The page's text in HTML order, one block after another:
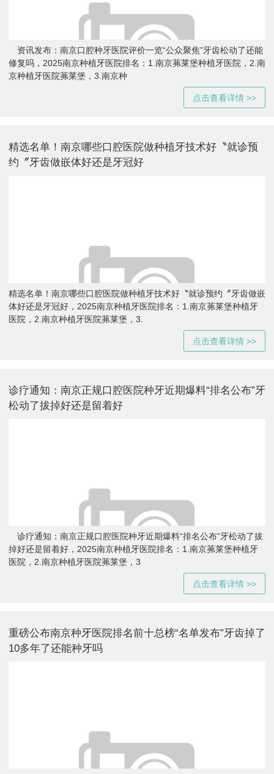
资讯发布：南京口腔种牙医院评价一览“公众聚焦”牙齿松动了还能
修复吗，2025南京种植牙医院排名：1.南京茀莱堡种植牙医院，2.南
京种植牙医院茀莱堡，3.南京种
点击查看详情 >>
精选名单！南京哪些口腔医院做种植牙技术好〝就诊预
约〞牙齿做嵌体好还是牙冠好
精选名单！南京哪些口腔医院做种植牙技术好〝就诊预约〞牙齿做嵌
体好还是牙冠好，2025南京种植牙医院排名：1.南京茀莱堡种植牙
医院，2.南京种植牙医院茀莱堡，3.
点击查看详情 >>
诊疗通知：南京正规口腔医院种牙近期爆料“排名公布”牙
松动了拔掉好还是留着好
诊疗通知：南京正规口腔医院种牙近期爆料“排名公布”牙松动了拔
掉好还是留着好，2025南京种植牙医院排名：1.南京茀莱堡种植牙
医院，2.南京种植牙医院茀莱堡，3
点击查看详情 >>
重磅公布南京种牙医院排名前十总榜“名单发布”牙齿掉了
10多年了还能种牙吗